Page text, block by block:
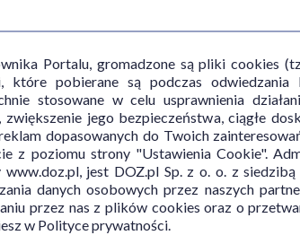
6 mg
50%
7,5 mg
75%
500 µg
50%
1 mg
50%
27,5 µg
50%
10 mg
---
1 mg
Portalu, gromadzone są pliki cookies
które pobierane są podczas
stosowane w celu usprawnienia
jego bezpieczeństwa, ciągłe
dopasowanych do Twoich
z poziomu strony "Ustawienia Cookie".
jest DOZ.pl Sp. z o. o. z
danych osobowych przez naszych
przez nas z plików cookies oraz o
w Polityce prywatności.